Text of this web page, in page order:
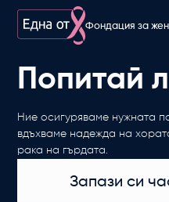
Фондация за
Попитай
Ние осигуряваме нужната
вдъхваме надежда на
рака на гърдата.
Запази си